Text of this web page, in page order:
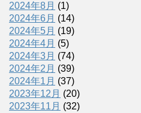
2024年8月 (1)
2024年6月 (14)
2024年5月 (19)
2024年4月 (5)
2024年3月 (74)
2024年2月 (39)
2024年1月 (37)
2023年12月 (20)
2023年11月 (32)